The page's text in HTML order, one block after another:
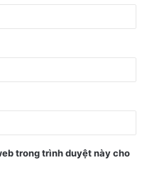
trong trình duyệt này cho